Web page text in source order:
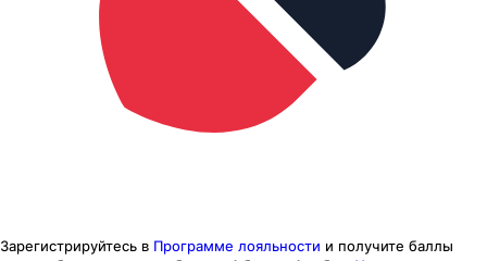
Зарегистрируйтесь в Программе лояльности и получите баллы